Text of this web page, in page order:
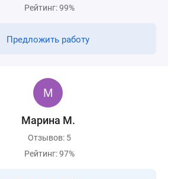
Рейтинг: 99%
Предложить работу
Марина М.
Отзывов: 5
Рейтинг: 97%